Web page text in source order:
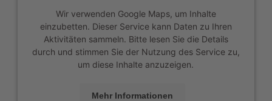
Wir verwenden Google Maps, um Inhalte
einzubetten. Dieser Service kann Daten zu Ihren
Aktivitäten sammeln. Bitte lesen Sie die Details
durch und stimmen Sie der Nutzung des Service zu,
um diese Inhalte anzuzeigen.
Mehr Informationen